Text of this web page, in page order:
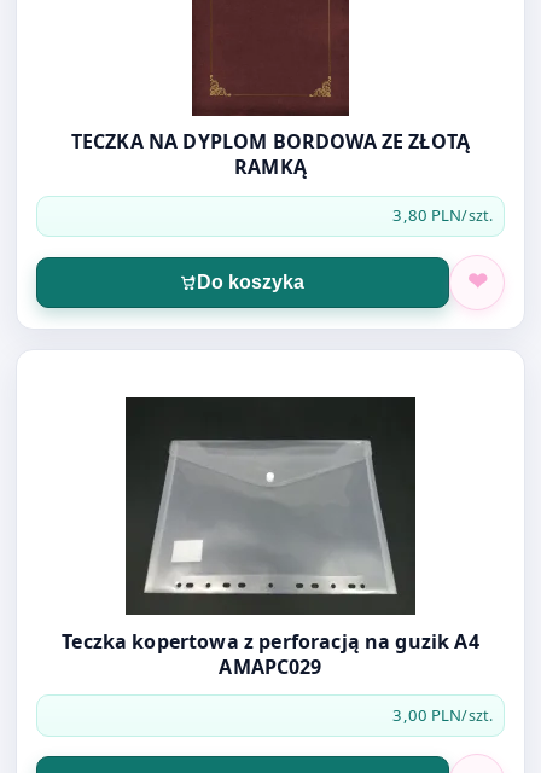
TECZKA NA DYPLOM BORDOWA ZE ZŁOTĄ
RAMKĄ
3,80 PLN/szt.
Do koszyka
Otwórz produkt: Teczka kopertowa z perforacją na guzik
Teczka kopertowa z perforacją na guzik A4
AMAPC029
3,00 PLN/szt.